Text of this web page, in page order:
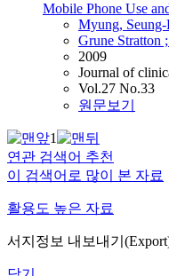
Mobile Phone Use
Myung,
Grune Stratton
2009
Journal of
Vol.27 No.33
원문보기
1
연관 검색어 추천
이 검색어로 많이 본 자료
활용도 높은 자료
서지정보 내보내기